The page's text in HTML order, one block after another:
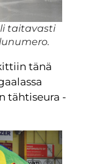
taitavasti
tänä
tähtiseura -